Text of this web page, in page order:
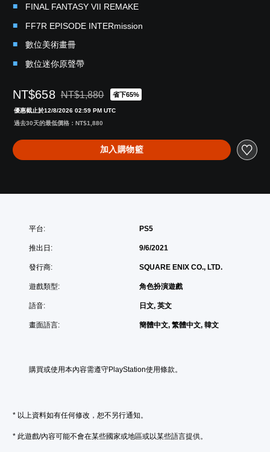
FINAL FANTASY VII REMAKE
FF7R EPISODE INTERmission
數位美術畫冊
數位迷你原聲帶
NT$658 折扣前原價為NT$1,880
NT$1,880 省下65%
優惠截止於12/8/2026 02:59 PM UTC
過去30天的最低價格：NT$1,880
加入購物籃
平台: PS5
推出日: 9/6/2021
發行商: SQUARE ENIX CO., LTD.
遊戲類型: 角色扮演遊戲
語音: 日文, 英文
畫面語言: 簡體中文, 繁體中文, 韓文
購買或使用本內容需遵守PlayStation使用條款。
* 以上資料如有任何修改，恕不另行通知。
* 此遊戲/內容可能不會在某些國家或地區或以某些語言提供。